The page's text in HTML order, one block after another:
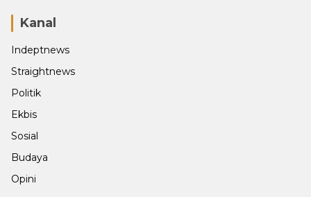
Kanal
Indeptnews
Straightnews
Politik
Ekbis
Sosial
Budaya
Opini